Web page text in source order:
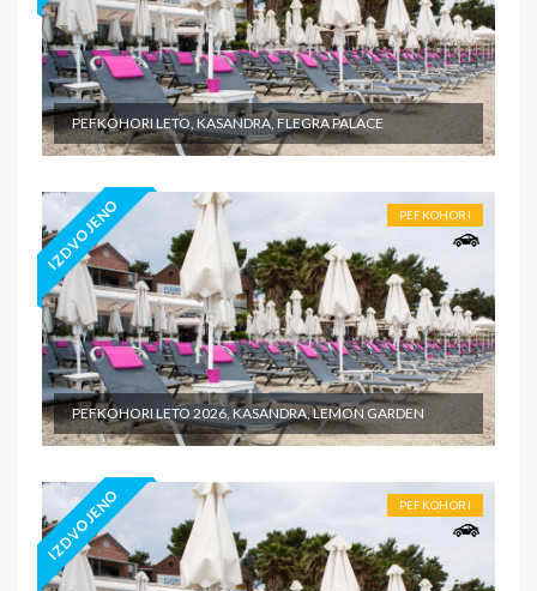
PEFKOHORI LETO, KASANDRA, FLEGRA PALACE
IZDVOJENO PEFKOHORI
PEFKOHORI LETO 2026, KASANDRA, LEMON GARDEN
IZDVOJENO PEFKOHORI